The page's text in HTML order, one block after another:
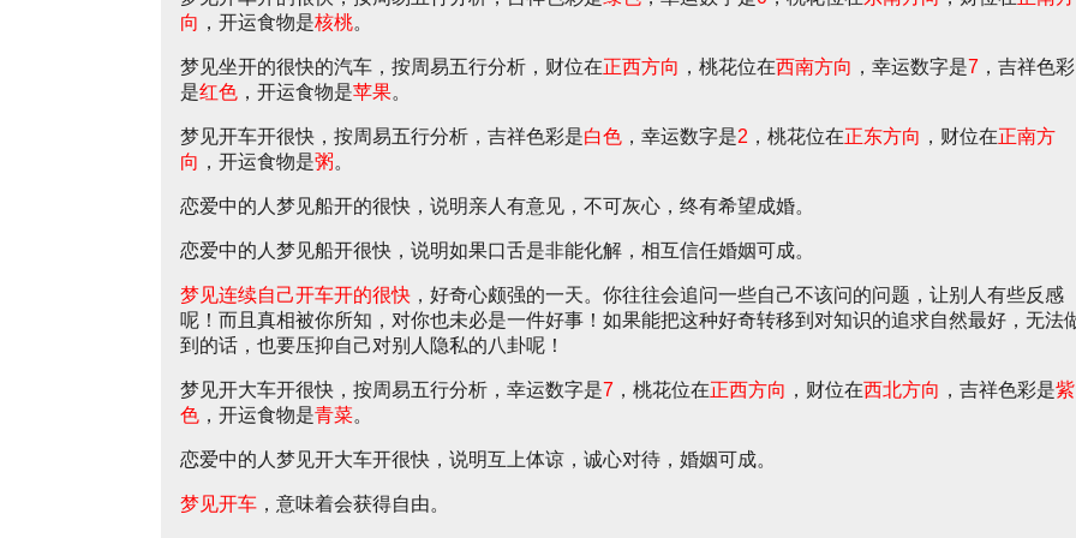
向 ，开运食物是核桃。
梦见坐开的很快的汽车，按周易五行分析，财位在正西方向 ，桃花位在西南方向 ，幸运数字是7 ，吉祥色彩
是红色 ，开运食物是苹果。
梦见开车开很快，按周易五行分析，吉祥色彩是白色 ，幸运数字是2 ，桃花位在正东方向 ，财位在正南方
向 ，开运食物是粥。
恋爱中的人梦见船开的很快，说明亲人有意见，不可灰心，终有希望成婚。
恋爱中的人梦见船开很快，说明如果口舌是非能化解，相互信任婚姻可成。
梦见连续自己开车开的很快 ，好奇心颇强的一天。你往往会追问一些自己不该问的问题，让别人有些反感
呢！而且真相被你所知，对你也未必是一件好事！如果能把这种好奇转移到对知识的追求自然最好，无法
到的话，也要压抑自己对别人隐私的八卦呢！
梦见开大车开很快，按周易五行分析，幸运数字是7 ，桃花位在正西方向 ，财位在西北方向 ，吉祥色彩是紫
色 ，开运食物是青菜。
恋爱中的人梦见开大车开很快，说明互上体谅，诚心对待，婚姻可成。
梦见开车 ，意味着会获得自由。